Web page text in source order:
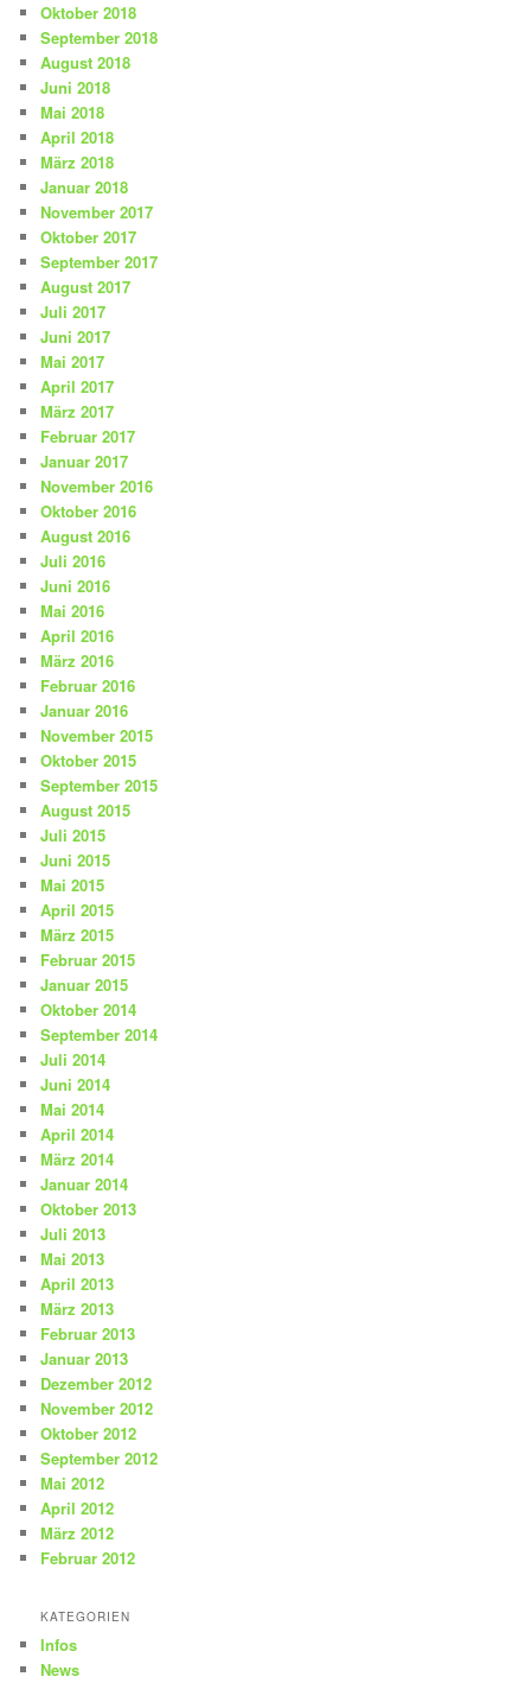
Oktober 2018
September 2018
August 2018
Juni 2018
Mai 2018
April 2018
März 2018
Januar 2018
November 2017
Oktober 2017
September 2017
August 2017
Juli 2017
Juni 2017
Mai 2017
April 2017
März 2017
Februar 2017
Januar 2017
November 2016
Oktober 2016
August 2016
Juli 2016
Juni 2016
Mai 2016
April 2016
März 2016
Februar 2016
Januar 2016
November 2015
Oktober 2015
September 2015
August 2015
Juli 2015
Juni 2015
Mai 2015
April 2015
März 2015
Februar 2015
Januar 2015
Oktober 2014
September 2014
Juli 2014
Juni 2014
Mai 2014
April 2014
März 2014
Januar 2014
Oktober 2013
Juli 2013
Mai 2013
April 2013
März 2013
Februar 2013
Januar 2013
Dezember 2012
November 2012
Oktober 2012
September 2012
Mai 2012
April 2012
März 2012
Februar 2012
KATEGORIEN
Infos
News